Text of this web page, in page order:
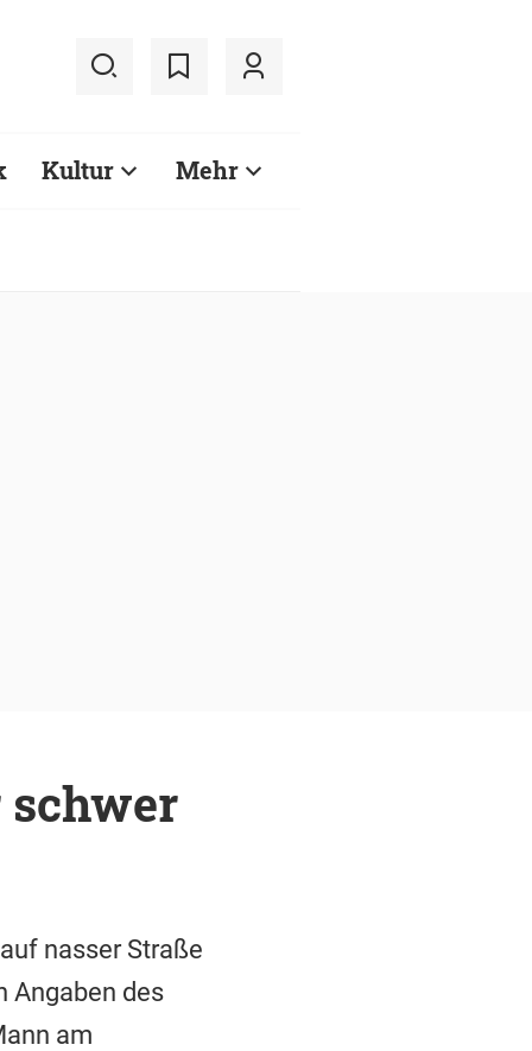
Kultur Mehr
nasser Straße
Angaben des
am